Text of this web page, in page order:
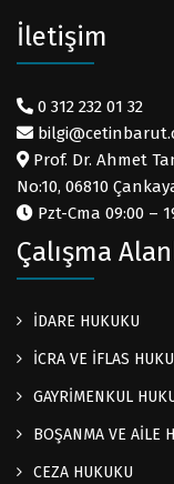
İletişim
0 312 232 01 32
Prof. Dr. Ahmet
No:10, 06810
Pzt-Cma 09:00 –
Çalışma
İDARE HUKUKU
İCRA VE İFLAS
GAYRİMENKUL
BOŞANMA VE AİLE
CEZA HUKUKU